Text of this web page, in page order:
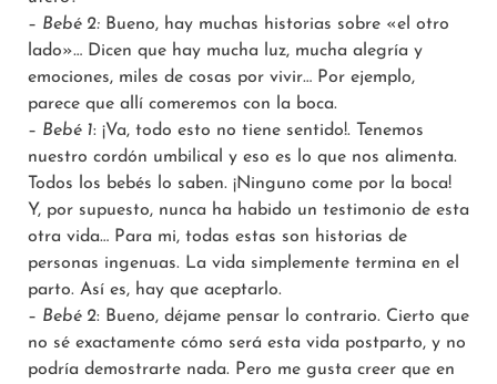
– Bebé 2: Bueno, hay muchas historias sobre «el otro
lado»… Dicen que hay mucha luz, mucha alegría y
emociones, miles de cosas por vivir… Por ejemplo,
parece que allí comeremos con la boca.
– Bebé 1: ¡Va, todo esto no tiene sentido!. Tenemos
nuestro cordón umbilical y eso es lo que nos alimenta.
Todos los bebés lo saben. ¡Ninguno come por la boca!
Y, por supuesto, nunca ha habido un testimonio de esta
otra vida… Para mi, todas estas son historias de
personas ingenuas. La vida simplemente termina en el
parto. Así es, hay que aceptarlo.
– Bebé 2: Bueno, déjame pensar lo contrario. Cierto que
no sé exactamente cómo será esta vida postparto, y no
podría demostrarte nada. Pero me gusta creer que en